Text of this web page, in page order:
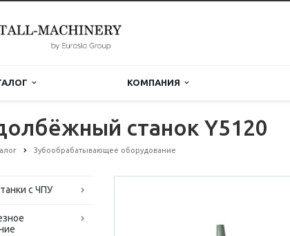
КОМПАНИЯ
станок Y5120
Зубообрабатывающее оборудование
с ЧПУ